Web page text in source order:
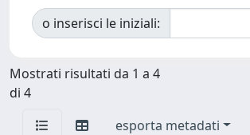
o inserisci le iniziali:
Mostrati risultati da 1 a 4
di 4
esporta metadati